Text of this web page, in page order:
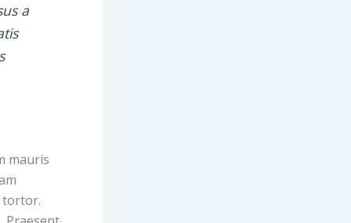
a
mauris
tortor.